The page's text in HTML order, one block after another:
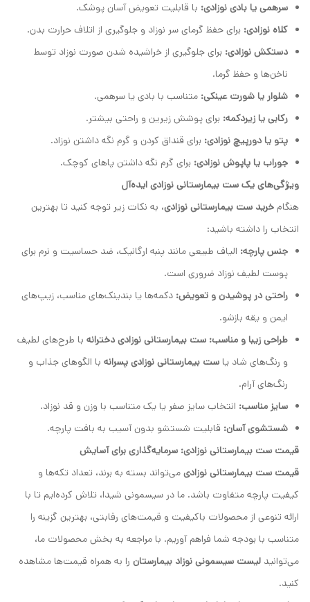
سرهمی یا بادی نوزادی: با قابلیت تعویض آسان پوشک.
کلاه نوزادی: برای حفظ گرمای سر نوزاد و جلوگیری از اتلاف حرارت بدن.
دستکش نوزادی: برای جلوگیری از خراشیده شدن صورت نوزاد توسط
ناخن‌ها و حفظ گرما.
شلوار یا شورت عینکی: متناسب با بادی یا سرهمی.
رکابی یا زیردکمه: برای پوشش زیرین و راحتی بیشتر.
پتو یا دورپیچ نوزادی: برای قنداق کردن و گرم نگه داشتن نوزاد.
جوراب یا پاپوش نوزادی: برای گرم نگه داشتن پاهای کوچک.
ویژگی‌های یک ست بیمارستانی نوزادی ایده‌آل
هنگام خرید ست بیمارستانی نوزادی، به نکات زیر توجه کنید تا بهترین
انتخاب را داشته باشید:
جنس پارچه: الیاف طبیعی مانند پنبه ارگانیک، ضد حساسیت و نرم برای
پوست لطیف نوزاد ضروری است.
راحتی در پوشیدن و تعویض: دکمه‌ها یا بندینک‌های مناسب، زیپ‌های
ایمن و یقه بازشو.
طراحی زیبا و مناسب: ست بیمارستانی نوزادی دخترانه با طرح‌های لطیف
و رنگ‌های شاد یا ست بیمارستانی نوزادی پسرانه با الگوهای جذاب و
رنگ‌های آرام.
سایز مناسب: انتخاب سایز صفر یا یک متناسب با وزن و قد نوزاد.
شستشوی آسان: قابلیت شستشو بدون آسیب به بافت پارچه.
قیمت ست بیمارستانی نوزادی: سرمایه‌گذاری برای آسایش
قیمت ست بیمارستانی نوزادی می‌تواند بسته به برند، تعداد تکه‌ها و
کیفیت پارچه متفاوت باشد. ما در سیسمونی شیدا، تلاش کرده‌ایم تا با
ارائه تنوعی از محصولات باکیفیت و قیمت‌های رقابتی، بهترین گزینه را
متناسب با بودجه شما فراهم آوریم. با مراجعه به بخش محصولات ما،
می‌توانید لیست سیسمونی نوزاد بیمارستان را به همراه قیمت‌ها مشاهده
کنید.